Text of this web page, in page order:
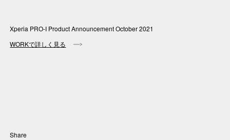
Features
Xperia PRO-I Product Announcement October 2021
WORKで詳しく見る
Share